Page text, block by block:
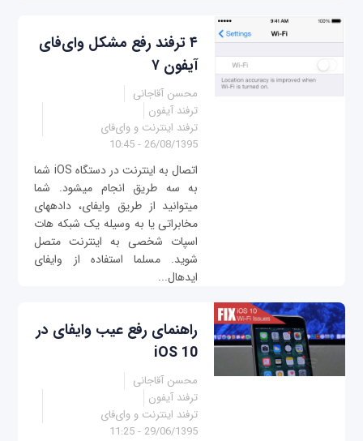
۴ ترفند رفع مشکل وای‌فای
آیفون ۷
محسن آقاجانی
ترفند آیفون
ترفند اینترنت و وای‌فای
26/08/1395 - 10:45
اتصال به اینترنت در دستگاه iOS شما
به سه طریق انجام می‎شود. شما
می‎توانید از طریق وای‎فای، داده‎های
مخابراتی یا به وسیله یک شبکه هات
اسپات شخصی به اینترنت متصل
شويد. مسلما استفاده از وای‎فای
ایده‎ال‎...
راهنمای رفع عیب وای‎فای در
iOS 10
محسن آقاجانی
ترفند آیفون
ترفند اینترنت و وای‌فای
29/06/1395 - 11:25